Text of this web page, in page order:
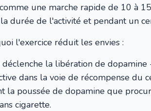
une marche rapide de 10 à
durée de l'activité et pendant un
l'exercice réduit les envies :
déclenche la libération de
dans la voie de récompense du
poussée de dopamine que
cigarette.